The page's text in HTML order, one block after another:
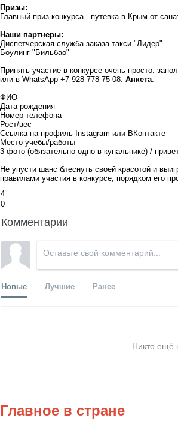
Призы:
Главный приз конкурса - путевка в Крым от
Наши партнеры:
Диспетчерская служба заказа такси "Лидер"
Боулинг "Бильбао"
Принять участие в конкурсе очень просто:
или в WhatsApp +7 928 778-75-08. Анкета:
ФИО
Дата рождения
Номер телефона
Рост/вес
Ссылка на профиль Instagram или ВКонтакте
Место учебы/работы
3 фото (обязательно одно в купальнике) /
Не упусти шанс блеснуть своей красотой и
правилами участия в конкурсе, порядком его
4
0
Комментарии
Новые Лучшие Ранее
Никто ещё
Главное в стране